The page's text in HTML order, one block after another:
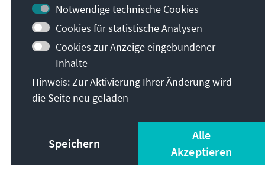
Fundament und den großen schützenden Rahmen
geben soll.“
Quelle: 6. Mai 1954: 5 Jahre Europarat:
https://www.konrad-adenauer.de/quellen
Literaturhinweise:
Jörn Leonhard: Der überforderte Frieden.
Versailles und die Welt, 1918–1923, München
Notwendige technische Cookies
Cookies für statistische Analysen
Cookies zur Anzeige eingebundener
Inhalte
Hinweis: Zur Aktivierung Ihrer Änderung wird
die Seite neu geladen
Speichern
Alle
Akzeptieren